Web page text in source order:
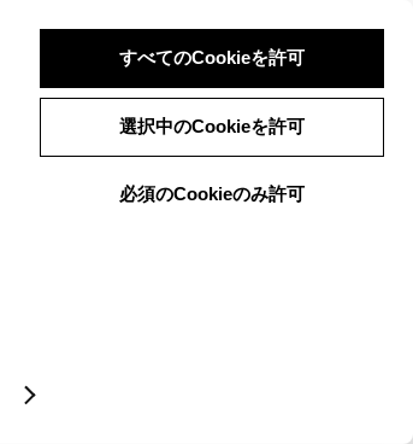
すべてのCookieを許可
選択中のCookieを許可
必須のCookieのみ許可